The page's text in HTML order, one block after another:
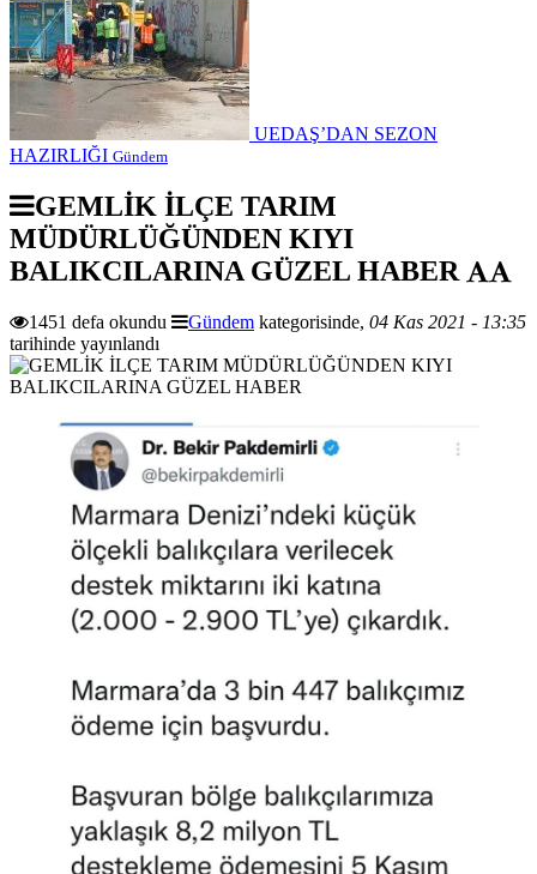
UEDAŞ’DAN SEZON
HAZIRLIĞI Gündem
GEMLİK İLÇE TARIM
MÜDÜRLÜĞÜNDEN KIYI
BALIKCILARINA GÜZEL HABER
1451 defa okundu Gündem kategorisinde, 04 Kas 2021 - 13:35
tarihinde yayınlandı